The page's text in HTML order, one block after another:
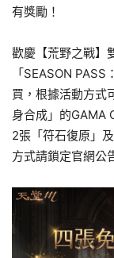
有獎勵！
歡慶【荒野之戰】
「SEASON
買，根據活動方式
身合成」的GAMA
2張「符石復原」
方式請鎖定官網公